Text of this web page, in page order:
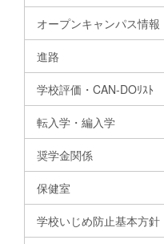
オープンキャンパス情報
進路
学校評価・CAN-DOﾘｽﾄ
転入学・編入学
奨学金関係
保健室
学校いじめ防止基本方針